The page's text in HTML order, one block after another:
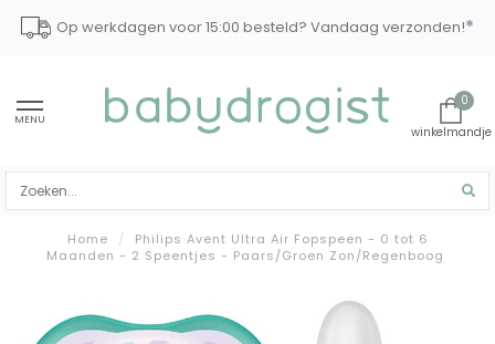
Op werkdagen voor 15:00 besteld? Vandaag verzonden!*
MENU
0
Home /
Philips Avent Ultra Air Fopspeen - 0 tot 6
Maanden - 2 Speentjes - Paars/Groen Zon/Regenboog